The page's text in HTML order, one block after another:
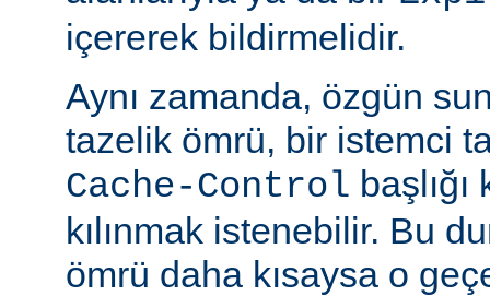
içererek bildirmelidir.
Aynı zamanda, özgün
tazelik ömrü, bir istemci
Cache-Control
kılınmak istenebilir. Bu
ömrü daha kısaysa o